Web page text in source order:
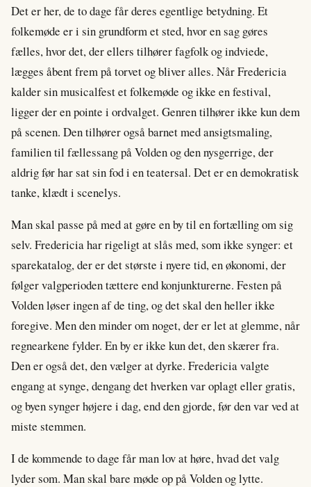
Det er her, de to dage får deres egentlige betydning. Et
folkemøde er i sin grundform et sted, hvor en sag gøres
fælles, hvor det, der ellers tilhører fagfolk og indviede,
lægges åbent frem på torvet og bliver alles. Når Fredericia
kalder sin musicalfest et folkemøde og ikke en festival,
ligger der en pointe i ordvalget. Genren tilhører ikke kun dem
på scenen. Den tilhører også barnet med ansigtsmaling,
familien til fællessang på Volden og den nysgerrige, der
aldrig før har sat sin fod i en teatersal. Det er en demokratisk
tanke, klædt i scenelys.
Man skal passe på med at gøre en by til en fortælling om sig
selv. Fredericia har rigeligt at slås med, som ikke synger: et
sparekatalog, der er det største i nyere tid, en økonomi, der
følger valgperioden tættere end konjunkturerne. Festen på
Volden løser ingen af de ting, og det skal den heller ikke
foregive. Men den minder om noget, der er let at glemme, når
regnearkene fylder. En by er ikke kun det, den skærer fra.
Den er også det, den vælger at dyrke. Fredericia valgte
engang at synge, dengang det hverken var oplagt eller gratis,
og byen synger højere i dag, end den gjorde, før den var ved at
miste stemmen.
I de kommende to dage får man lov at høre, hvad det valg
lyder som. Man skal bare møde op på Volden og lytte.